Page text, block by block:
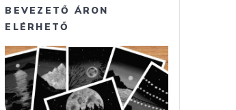
BEVEZETŐ ÁRON
ELÉRHETŐ